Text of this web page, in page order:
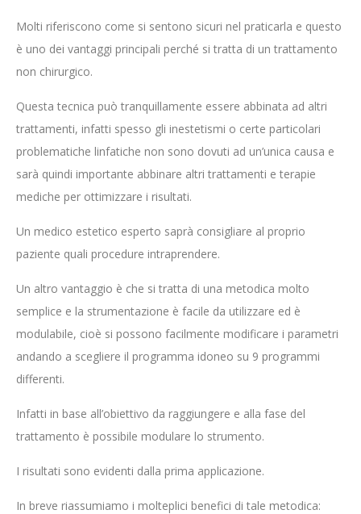
Molti riferiscono come si sentono sicuri nel praticarla e questo
è uno dei vantaggi principali perché si tratta di un trattamento
non chirurgico.
Questa tecnica può tranquillamente essere abbinata ad altri
trattamenti, infatti spesso gli inestetismi o certe particolari
problematiche linfatiche non sono dovuti ad un’unica causa e
sarà quindi importante abbinare altri trattamenti e terapie
mediche per ottimizzare i risultati.
Un medico estetico esperto saprà consigliare al proprio
paziente quali procedure intraprendere.
Un altro vantaggio è che si tratta di una metodica molto
semplice e la strumentazione è facile da utilizzare ed è
modulabile, cioè si possono facilmente modificare i parametri
andando a scegliere il programma idoneo su 9 programmi
differenti.
Infatti in base all’obiettivo da raggiungere e alla fase del
trattamento è possibile modulare lo strumento.
I risultati sono evidenti dalla prima applicazione.
In breve riassumiamo i molteplici benefici di tale metodica: